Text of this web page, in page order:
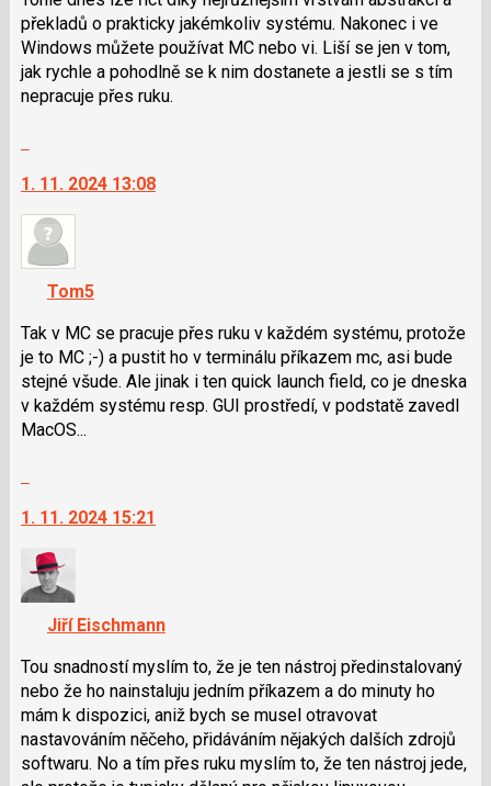
pro
následující
a
P
nový
názor
překladů o prakticky jakémkoliv systému. Nakonec i ve
Windows můžete používat MC nebo vi. Liší se jen v tom,
jak rychle a pohodlně se k nim dostanete a jestli se s tím
nepracuje přes ruku.
další
nový
názor.
navigaci
lze
použít
i
klávesy
N
pro
pro
předchozí
nový
názor
1. 11. 2024 13:08
Tom5
Tak v MC se pracuje přes ruku v každém systému, protože
je to MC ;-) a pustit ho v terminálu příkazem mc, asi bude
stejné všude. Ale jinak i ten quick launch field, co je dneska
v každém systému resp. GUI prostředí, v podstatě zavedl
MacOS...
další
názor.
K
navigaci
lze
použít
i
klávesy
N
pro
1. 11. 2024 15:21
Jiří Eischmann
Tou snadností myslím to, že je ten nástroj předinstalovaný
nebo že ho nainstaluju jedním příkazem a do minuty ho
mám k dispozici, aniž bych se musel otravovat
nastavováním něčeho, přidáváním nějakých dalších zdrojů
softwaru. No a tím přes ruku myslím to, že ten nástroj jede,